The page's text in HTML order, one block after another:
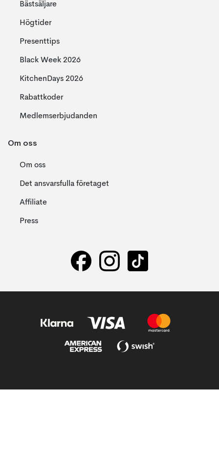
Bästsäljare
Högtider
Presenttips
Black Week 2026
KitchenDays 2026
Rabattkoder
Medlemserbjudanden
Om oss
Om oss
Det ansvarsfulla företaget
Affiliate
Press